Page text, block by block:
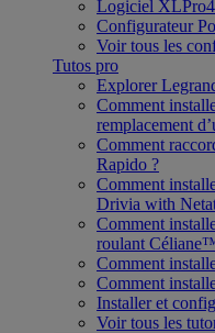
Logiciel
Configurateur
Voir tous les
Tutos pro
Explorer
Comment
remplacement
Comment
Rapido ?
Comment
Drivia with
Comment
roulant
Comment
Comment
Installer et
Voir tous les